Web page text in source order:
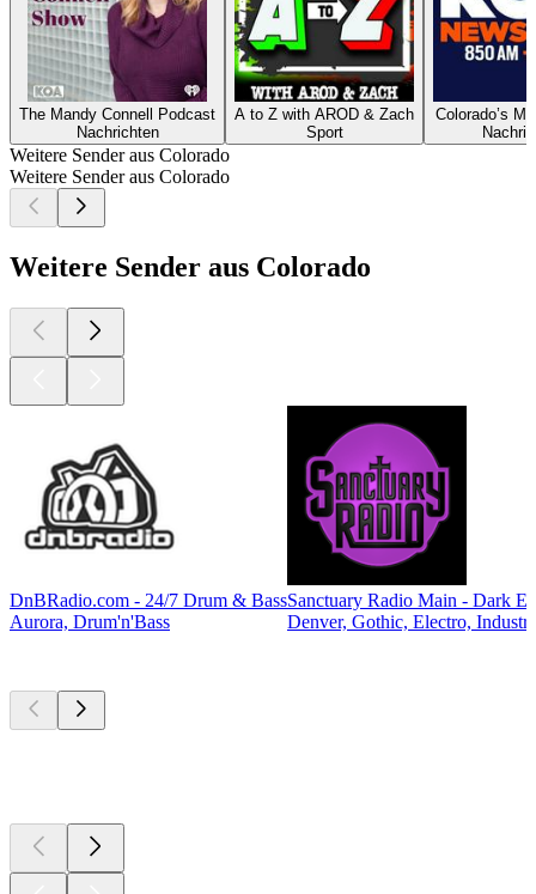
The Mandy Connell Podcast
Nachrichten
A to Z with AROD & Zach
Sport
Colorado’s
Weitere Sender aus Colorado
Weitere Sender aus Colorado
Weitere Sender aus Colorado
DnBRadio.com - 24/7 Drum & Bass
Aurora, Drum'n'Bass
Sanctuary Radio Main - Dark
Denver, Gothic, Electro,